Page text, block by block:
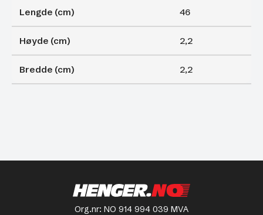
Lengde (cm) 46
Høyde (cm) 2,2
Bredde (cm) 2,2
Org.nr: NO 914 994 039 MVA